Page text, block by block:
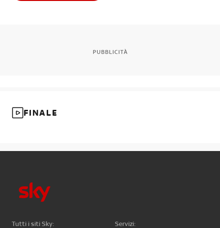
PUBBLICITÀ
FINALE
Tutti i siti Sky:
Servizi: